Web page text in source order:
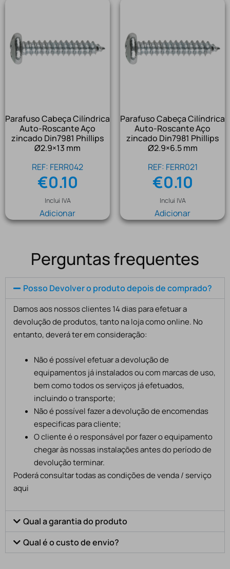
Parafuso Cabeça Cilíndrica
Auto-Roscante Aço
zincado Din7981 Phillips
Ø2.9×13 mm
REF: FERR042
€0.10
Inclui IVA
Adicionar
Parafuso Cabeça Cilíndrica
Auto-Roscante Aço
zincado Din7981 Phillips
Ø2.9×6.5 mm
REF: FERR021
€0.10
Inclui IVA
Adicionar
Perguntas frequentes
Posso Devolver o produto depois de comprado?
Damos aos nossos clientes 14 dias para efetuar a
devolução de produtos, tanto na loja como online. No
entanto, deverá ter em consideração:
Não é possível efetuar a devolução de
equipamentos já instalados ou com marcas de uso,
bem como todos os serviços já efetuados,
incluindo o transporte;
Não é possível fazer a devolução de encomendas
especificas para cliente;
O cliente é o responsável por fazer o equipamento
chegar às nossas instalações antes do período de
devolução terminar.
Poderá consultar todas as condições de venda / serviço
aqui
Qual a garantia do produto
Qual é o custo de envio?